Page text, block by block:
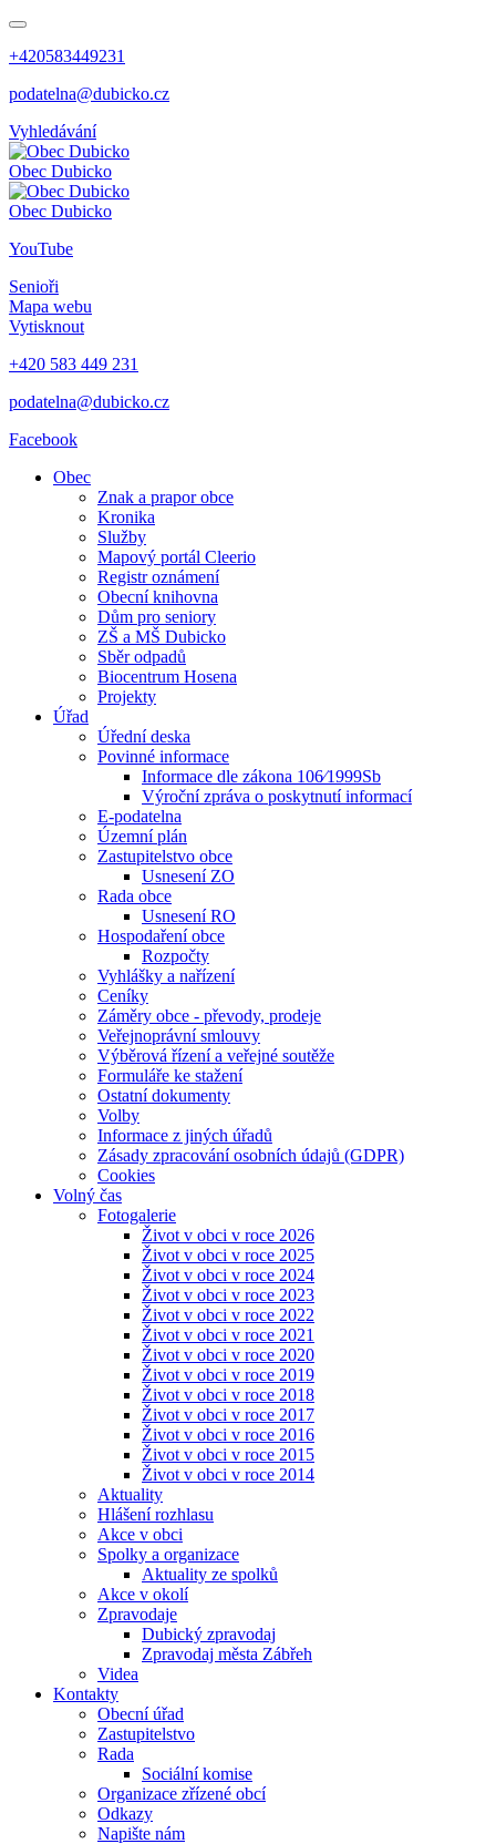
+420583449231
podatelna@dubicko.cz
Vyhledávání
Obec Dubicko
Obec Dubicko
YouTube
Senioři
Mapa webu
Vytisknout
+420 583 449 231
podatelna@dubicko.cz
Facebook
Obec
Znak a prapor obce
Kronika
Služby
Mapový portál Cleerio
Registr oznámení
Obecní knihovna
Dům pro seniory
ZŠ a MŠ Dubicko
Sběr odpadů
Biocentrum Hosena
Projekty
Úřad
Úřední deska
Povinné informace
Informace dle zákona 106⁄1999Sb
Výroční zpráva o poskytnutí informací
E-podatelna
Územní plán
Zastupitelstvo obce
Usnesení ZO
Rada obce
Usnesení RO
Hospodaření obce
Rozpočty
Vyhlášky a nařízení
Ceníky
Záměry obce - převody, prodeje
Veřejnoprávní smlouvy
Výběrová řízení a veřejné soutěže
Formuláře ke stažení
Ostatní dokumenty
Volby
Informace z jiných úřadů
Zásady zpracování osobních údajů (GDPR)
Cookies
Volný čas
Fotogalerie
Život v obci v roce 2026
Život v obci v roce 2025
Život v obci v roce 2024
Život v obci v roce 2023
Život v obci v roce 2022
Život v obci v roce 2021
Život v obci v roce 2020
Život v obci v roce 2019
Život v obci v roce 2018
Život v obci v roce 2017
Život v obci v roce 2016
Život v obci v roce 2015
Život v obci v roce 2014
Aktuality
Hlášení rozhlasu
Akce v obci
Spolky a organizace
Aktuality ze spolků
Akce v okolí
Zpravodaje
Dubický zpravodaj
Zpravodaj města Zábřeh
Videa
Kontakty
Obecní úřad
Zastupitelstvo
Rada
Sociální komise
Organizace zřízené obcí
Odkazy
Napište nám